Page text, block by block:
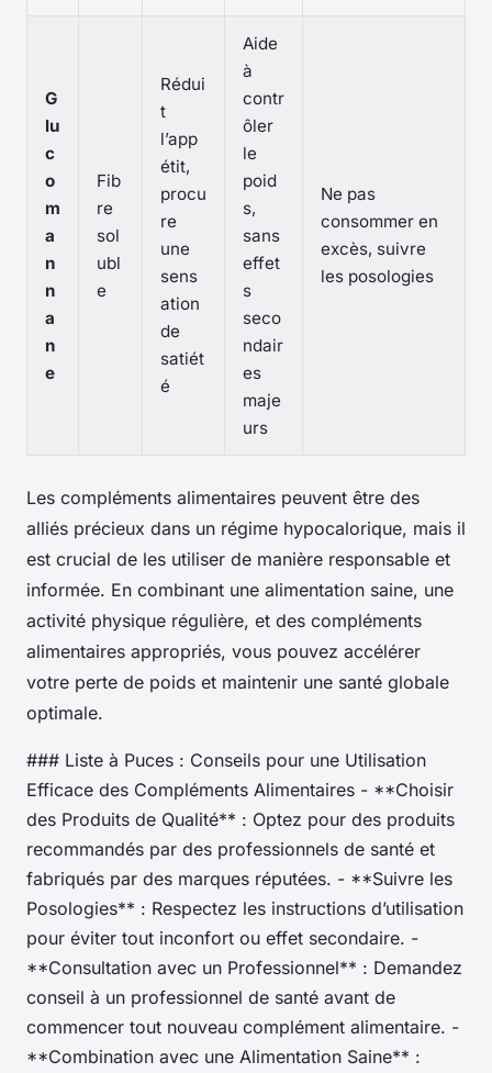
G
lu
c
o
m
a
n
n
a
n
e
Fib
re
sol
ubl
e
Rédui
t
l’app
étit,
procu
re
une
sens
ation
de
satiét
é
Aide
à
contr
ôler
le
poid
s,
sans
effet
s
seco
ndair
es
maje
urs
Ne pas
consommer en
excès, suivre
les posologies
Les compléments alimentaires peuvent être des
alliés précieux dans un régime hypocalorique, mais il
est crucial de les utiliser de manière responsable et
informée. En combinant une alimentation saine, une
activité physique régulière, et des compléments
alimentaires appropriés, vous pouvez accélérer
votre perte de poids et maintenir une santé globale
optimale.
### Liste à Puces : Conseils pour une Utilisation
Efficace des Compléments Alimentaires - **Choisir
des Produits de Qualité** : Optez pour des produits
recommandés par des professionnels de santé et
fabriqués par des marques réputées. - **Suivre les
Posologies** : Respectez les instructions d’utilisation
pour éviter tout inconfort ou effet secondaire. -
**Consultation avec un Professionnel** : Demandez
conseil à un professionnel de santé avant de
commencer tout nouveau complément alimentaire. -
**Combination avec une Alimentation Saine** :